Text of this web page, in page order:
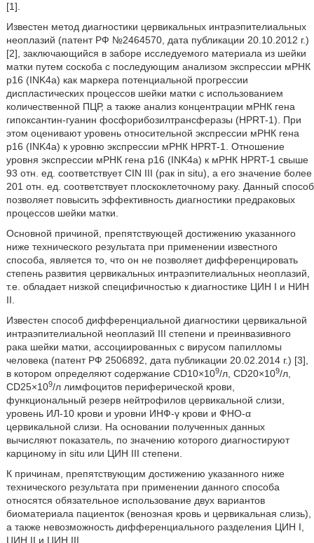
[1].
Известен метод диагностики цервикальных интраэпителиальных
неоплазий (патент РФ №2464570, дата публикации 20.10.2012 г.)
[2], заключающийся в заборе исследуемого материала из шейки
матки путем соскоба с последующим анализом экспрессии мРНК
р16 (INK4a) как маркера потенциальной прогрессии
диспластических процессов шейки матки с использованием
количественной ПЦР, а также анализ концентрации мРНК гена
гипоксантин-гуанин фосфорибозилтрансферазы (HPRT-1). При
этом оценивают уровень относительной экспрессии мРНК гена
р16 (INK4a) к уровню экспрессии мРНК HPRT-1. Отношение
уровня экспрессии мРНК гена р16 (INK4a) к мРНК HPRT-1 свыше
93 отн. ед. соответствует CIN III (рак in situ), а его значение более
201 отн. ед. соответствует плоскоклеточному раку. Данный способ
позволяет повысить эффективность диагностики предраковых
процессов шейки матки.
Основной причиной, препятствующей достижению указанного
ниже технического результата при применении известного
способа, является то, что он не позволяет дифференцировать
степень развития цервикальных интраэпителиальных неоплазий,
т.е. обладает низкой специфичностью к диагностике ЦИН I и НИН
II.
Известен способ дифференциальной диагностики цервикальной
интраэпителиальной неоплазий III степени и преинвазивного
рака шейки матки, ассоциированных с вирусом папилломы
человека (патент РФ 2506892, дата публикации 20.02.2014 г.) [3],
в котором определяют содержание CD10×109/л, CD20×109/л,
CD25×109/л лимфоцитов периферической крови,
функциональный резерв нейтрофилов цервикальной слизи,
уровень ИЛ-10 крови и уровни ИНФ-γ крови и ФНО-α
цервикальной слизи. На основании полученных данных
вычисляют показатель, по значению которого диагностируют
карциному in situ или ЦИН III степени.
К причинам, препятствующим достижению указанного ниже
технического результата при применении данного способа
относятся обязательное использование двух вариантов
биоматериала пациенток (венозная кровь и цервикальная слизь),
а также невозможность дифференциального разделения ЦИН I,
ЦИН II и ЦИН III.